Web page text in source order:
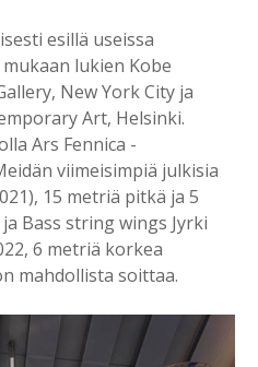
esillä useissa
lukien Kobe
New York City ja
Art, Helsinki.
Ars Fennica -
viimeisimpiä julkisia
15 metriä pitkä ja 5
Bass string wings Jyrki
6 metriä korkea
mahdollista soittaa.